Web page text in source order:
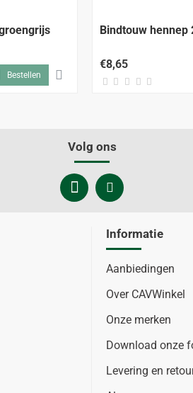
Bestellen
Bindtouw hennep
€8,65
Volg ons
Informatie
Aanbiedingen
Over CAVWinkel
Onze merken
Download onze
Levering en